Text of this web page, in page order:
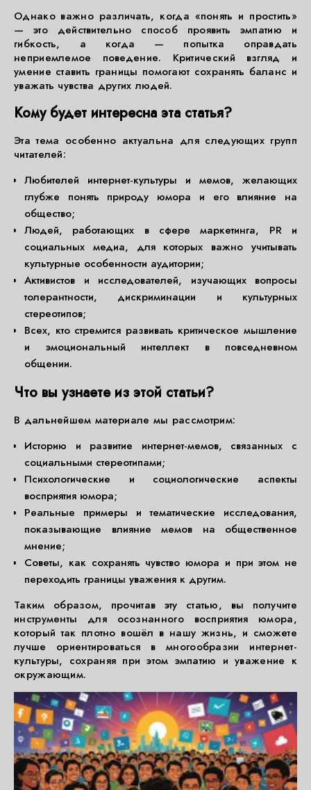
Однако важно различать, когда «понять и простить»
— это действительно способ проявить эмпатию и
гибкость, а когда — попытка оправдать
неприемлемое поведение. Критический взгляд и
умение ставить границы помогают сохранять баланс и
уважать чувства других людей.
Кому будет интересна эта статья?
Эта тема особенно актуальна для следующих групп
читателей:
Любителей интернет-культуры и мемов, желающих
глубже понять природу юмора и его влияние на
общество;
Людей, работающих в сфере маркетинга, PR и
социальных медиа, для которых важно учитывать
культурные особенности аудитории;
Активистов и исследователей, изучающих вопросы
толерантности, дискриминации и культурных
стереотипов;
Всех, кто стремится развивать критическое мышление
и эмоциональный интеллект в повседневном
общении.
Что вы узнаете из этой статьи?
В дальнейшем материале мы рассмотрим:
Историю и развитие интернет-мемов, связанных с
социальными стереотипами;
Психологические и социологические аспекты
восприятия юмора;
Реальные примеры и тематические исследования,
показывающие влияние мемов на общественное
мнение;
Советы, как сохранять чувство юмора и при этом не
переходить границы уважения к другим.
Таким образом, прочитав эту статью, вы получите
инструменты для осознанного восприятия юмора,
который так плотно вошёл в нашу жизнь, и сможете
лучше ориентироваться в многообразии интернет-
культуры, сохраняя при этом эмпатию и уважение к
окружающим.